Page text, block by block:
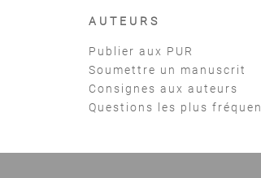
AUTEURS
Publier aux PUR
Soumettre un manuscrit
Consignes aux auteurs
Questions les plus